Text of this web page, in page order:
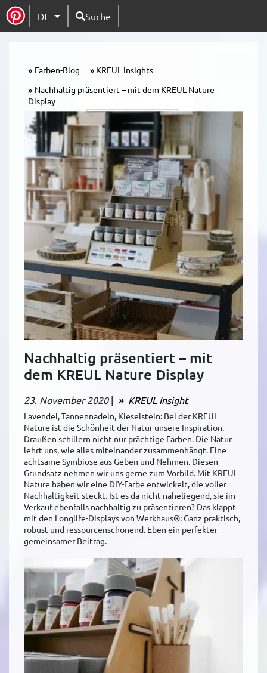
Untermenü Umschalten
DE Verfügbare Sprachen
Suche
Farben-Blog
KREUL Insights
Nachhaltig präsentiert – mit dem KREUL Nature
Display
Nachhaltig präsentiert – mit
dem KREUL Nature Display
23. November 2020 | KREUL Insight
Lavendel, Tannennadeln, Kieselstein: Bei der KREUL
Nature ist die Schönheit der Natur unsere Inspiration.
Draußen schillern nicht nur prächtige Farben. Die Natur
lehrt uns, wie alles miteinander zusammenhängt. Eine
achtsame Symbiose aus Geben und Nehmen. Diesen
Grundsatz nehmen wir uns gerne zum Vorbild. Mit KREUL
Nature haben wir eine DIY-Farbe entwickelt, die voller
Nachhaltigkeit steckt. Ist es da nicht naheliegend, sie im
Verkauf ebenfalls nachhaltig zu präsentieren? Das klappt
mit den Longlife-Displays von Werkhaus®: Ganz praktisch,
robust und ressourcenschonend. Eben ein perfekter
gemeinsamer Beitrag.